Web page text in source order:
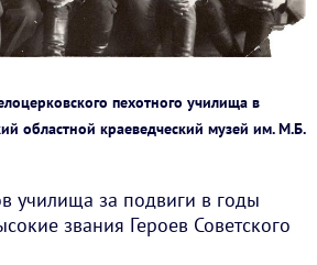
пехотного училища в
областной краеведческий музей им. М.Б.
училища за подвиги в годы
звания Героев Советского